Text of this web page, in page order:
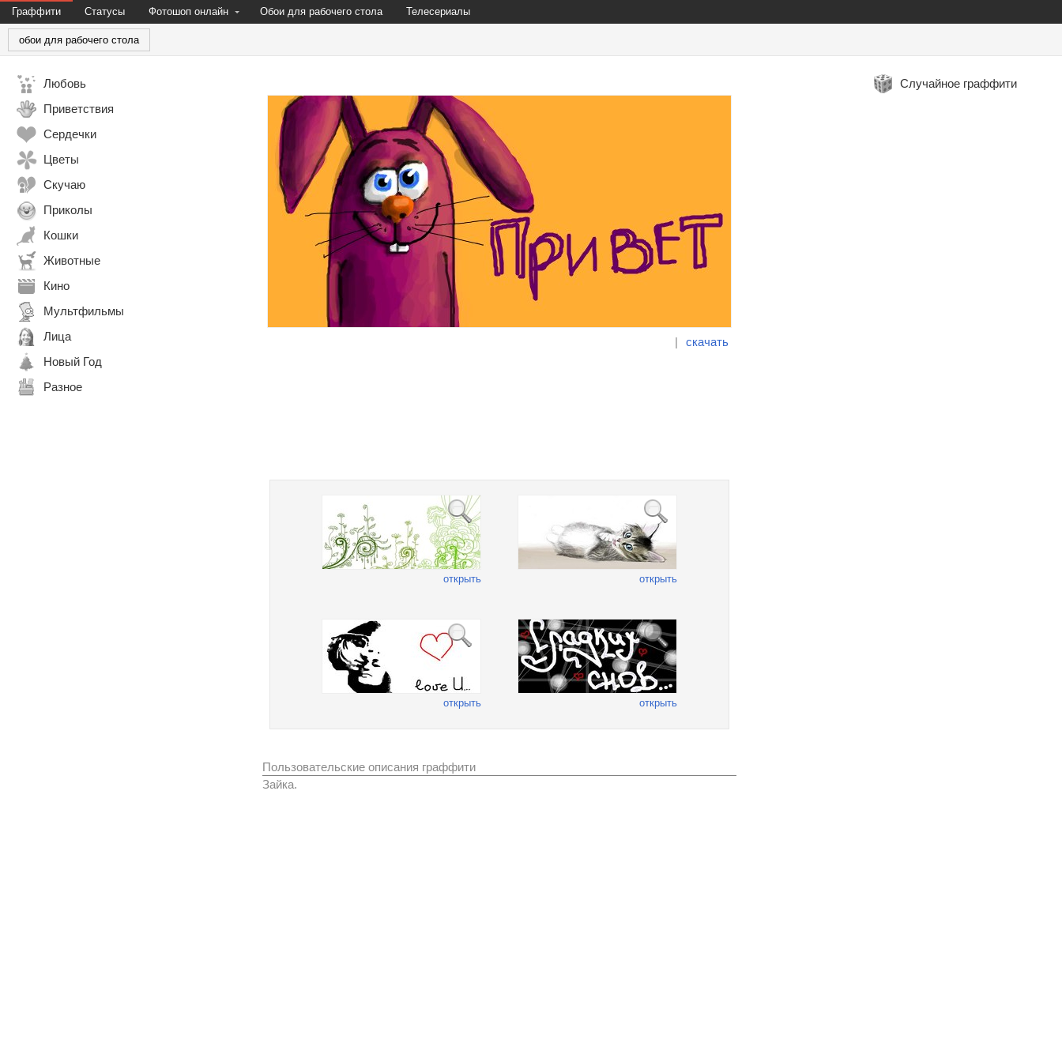
Граффити Статусы Фотошоп онлайн Обои для рабочего стола Телесериалы
обои для рабочего стола
Любовь
Приветствия
Сердечки
Цветы
Скучаю
Приколы
Кошки
Животные
Кино
Мультфильмы
Лица
Новый Год
Разное
| скачать
открыть открыть
открыть открыть
Пользовательские описания граффити
Зайка.
Случайное граффити